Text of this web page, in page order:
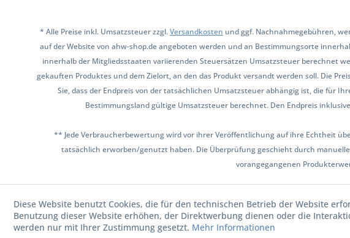
* Alle Preise inkl. Umsatzsteuer zzgl.Versandkosten und ggf. Nachnahmegebühren,
auf der Website von ahw-shop.de angeboten werden und an Bestimmungsorte
innerhalb der Mitgliedsstaaten variierenden Steuersätzen Umsatzsteuer berechnet
gekauften Produktes und dem Zielort, an den das Produkt versandt werden soll. Die
Sie, dass der Endpreis von der tatsächlichen Umsatzsteuer abhängig ist, die für
Bestimmungsland gültige Umsatzsteuer berechnet. Den Endpreis
** Jede Verbraucherbewertung wird vor ihrer Veröffentlichung auf ihre Echtheit
tatsächlich erworben/genutzt haben. Die Überprüfung geschieht durch
vorangegangenen
Diese Website benutzt Cookies, die für den technischen Betrieb der Website
Benutzung dieser Website erhöhen, der Direktwerbung dienen oder die
werden nur mit Ihrer Zustimmung gesetzt. Mehr Informationen